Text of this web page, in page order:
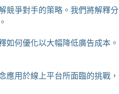
競爭對手的策略。我們將解釋分
如何優化以大幅降低廣告成本。
應用於線上平台所面臨的挑戰，